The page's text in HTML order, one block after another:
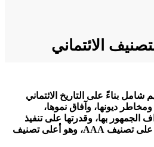
الائتماني
بناءً على التاريخ الائتماني
ديونها، وآفاق نموها،
الجمهور بها، وقدرتها على تنفيذ
العقود. وقد حصلت شركتنا على تصنيف AAA، وهو أعلى تصنيف